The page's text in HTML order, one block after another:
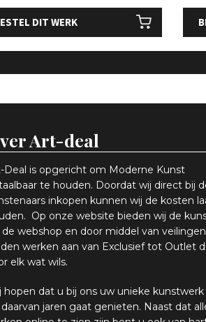
DIT WERK
Art-deal
Deal is opgericht om Moderne Kunst
te houden. Doordat wij direct bij
inkopen kunnen wij de kosten
Op onze website bieden wij de
de webshop en door middel van veilingen
werken aan van Exclusief tot Outlet
elk wat wils.
hopen dat u bij ons uw unieke
jaren gaat genieten. Naast dat